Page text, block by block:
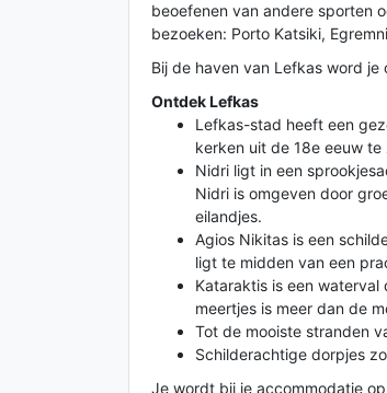
beoefenen van andere sporten
bezoeken: Porto Katsiki,
Bij de haven van Lefkas word
Ontdek Lefkas
Lefkas-stad heeft een
kerken uit de 18e eeuw te
Nidri ligt in een
Nidri is omgeven door
eilandjes.
Agios Nikitas is een
ligt te midden van een
Kataraktis is een
meertjes is meer dan de
Tot de mooiste stranden
Schilderachtige dorpjes
Je wordt bij je accommodatie